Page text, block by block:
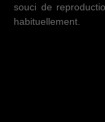
souci de
habituellement.